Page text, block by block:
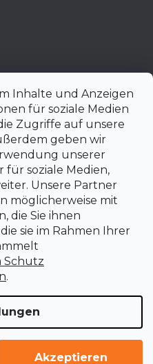
Inhalte und Anzeigen
für soziale Medien
Zugriffe auf unsere
geben wir
unserer
für soziale Medien,
Unsere Partner
möglicherweise mit
die Sie ihnen
sie im Rahmen Ihrer
Schutz
.
Akzeptieren
Premium
ändern